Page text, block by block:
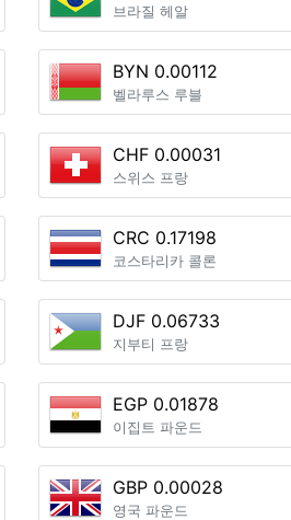
브라질 헤알
BYN 0.00112
벨라루스 루블
CHF 0.00031
스위스 프랑
CRC 0.17198
코스타리카 콜론
DJF 0.06733
지부티 프랑
EGP 0.01878
이집트 파운드
GBP 0.00028
영국 파운드